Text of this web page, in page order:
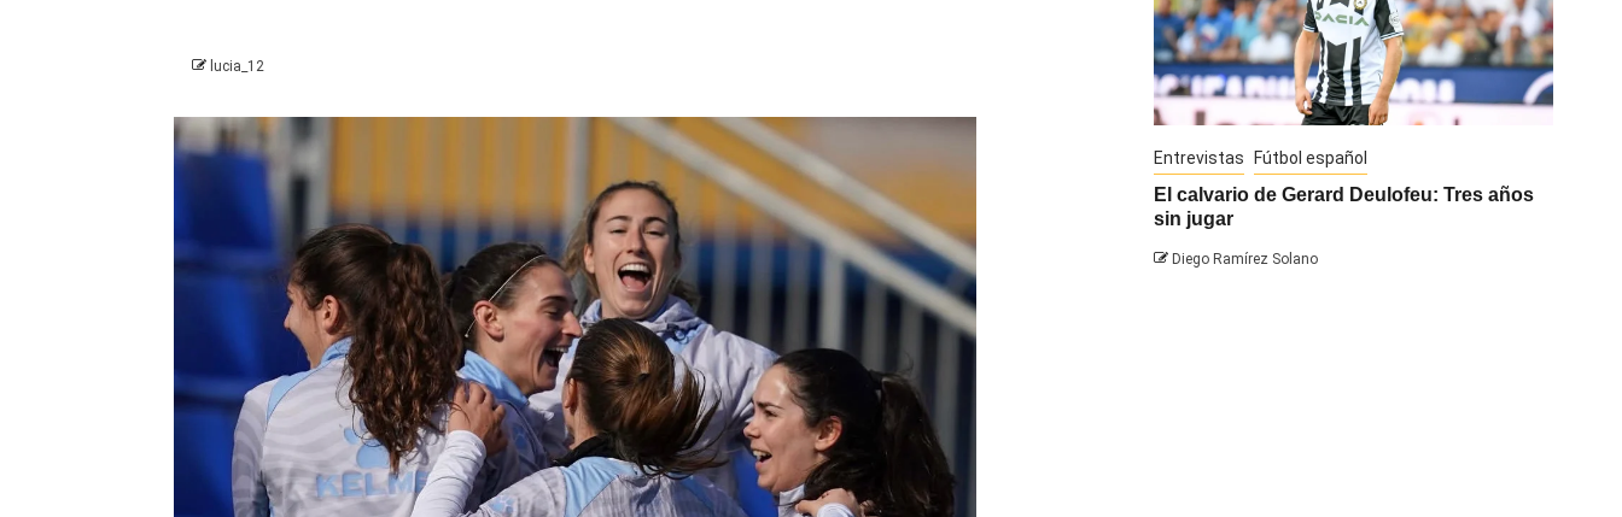
lucia_12
Entrevistas Fútbol español
El calvario de Gerard Deulofeu: Tres años
sin jugar
Diego Ramírez Solano